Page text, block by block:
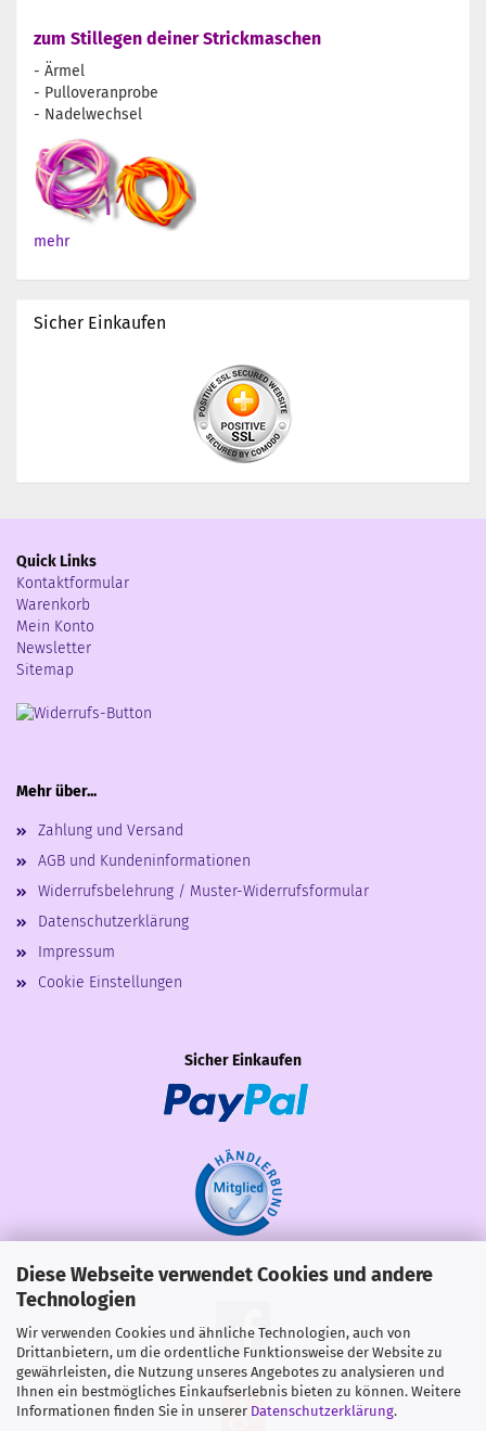
Diese Webseite verwendet Cookies und andere
Technologien
Wir verwenden Cookies und ähnliche Technologien, auch von
Drittanbietern, um die ordentliche Funktionsweise der Website zu
gewährleisten, die Nutzung unseres Angebotes zu analysieren und
Ihnen ein bestmögliches Einkaufserlebnis bieten zu können. Weitere
Informationen finden Sie in unserer Datenschutzerklärung.
zum Stillegen deiner Strickmaschen
- Ärmel
- Pulloveranprobe
- Nadelwechsel
mehr
Sicher Einkaufen
Quick Links
Kontaktformular
Warenkorb
Mein Konto
Newsletter
Sitemap
Mehr über...
Zahlung und Versand
AGB und Kundeninformationen
Widerrufsbelehrung / Muster-Widerrufsformular
Datenschutzerklärung
Impressum
Cookie Einstellungen
Sicher Einkaufen
Share